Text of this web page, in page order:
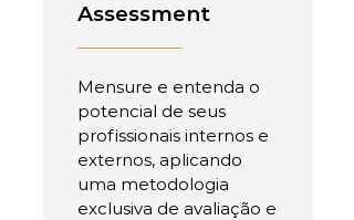
Assessment
Mensure e entenda o
potencial de seus
profissionais internos e
externos, aplicando
uma metodologia
exclusiva de avaliação e